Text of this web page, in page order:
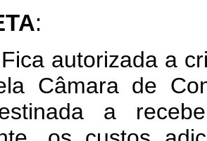
:
autorizada a
Câmara de
a